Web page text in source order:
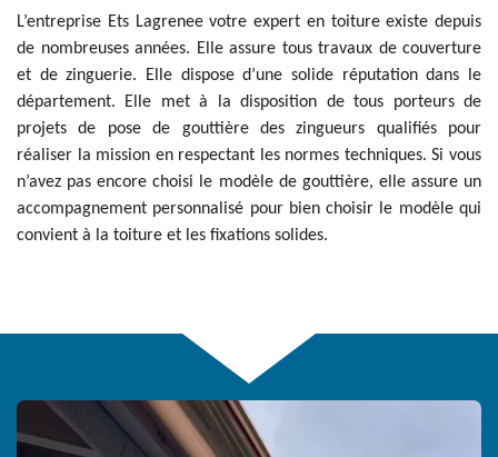
L’entreprise Ets Lagrenee votre expert en toiture existe depuis
de nombreuses années. Elle assure tous travaux de couverture
et de zinguerie. Elle dispose d’une solide réputation dans le
département. Elle met à la disposition de tous porteurs de
projets de pose de gouttière des zingueurs qualifiés pour
réaliser la mission en respectant les normes techniques. Si vous
n’avez pas encore choisi le modèle de gouttière, elle assure un
accompagnement personnalisé pour bien choisir le modèle qui
convient à la toiture et les fixations solides.